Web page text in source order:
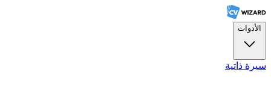
الأدوات
سيرة ذاتية